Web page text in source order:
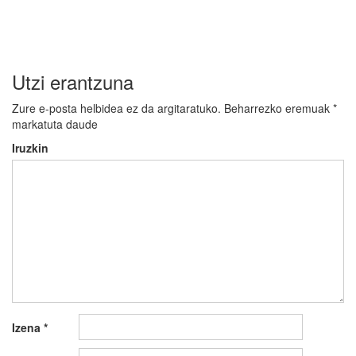
Utzi erantzuna
Zure e-posta helbidea ez da argitaratuko. Beharrezko eremuak *
markatuta daude
Iruzkin
Izena *